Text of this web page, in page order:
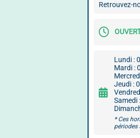
Retrouvez-
Lundi :
Mardi :
Jeudi :
Samedi
* Ces
périodes